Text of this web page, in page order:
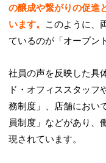
の醸成や繋がりの促進
います。
このように、
ているのが「オープン
社員の声を反映した具
ド・オフィススタッフ
務制度」、店舗におい
員制度」などがあり、
現されています。